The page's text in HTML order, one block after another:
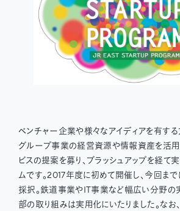
ベンチャー企業や様々なアイディアを有する
グループ事業の経営資源や情報資産を活用
ビスの提案を募り、ブラッシュアップを経て
ムです。2017年度に初めて開催し、今回ま
採択。鉄道事業やIT事業など幅広い分野の
部の取り組みは実用化にいたりました。な